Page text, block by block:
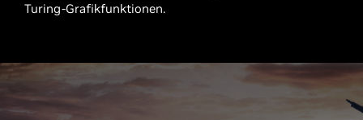
Turing-Grafikfunktionen.